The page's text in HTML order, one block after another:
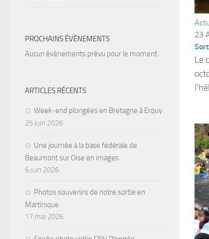
23
Le
PROCHAINS ÉVÈNEMENTS
Aucun évènements prévu pour le moment.
ARTICLES RÉCENTS
Week-end plongées en Bretagne à Erquy
25 juin 2026
Une journée à la base fédérale de
Beaumont sur Oise en images
6 juin 2026
Photos souvenirs de notre sortie en
Martinique
17 mai 2026